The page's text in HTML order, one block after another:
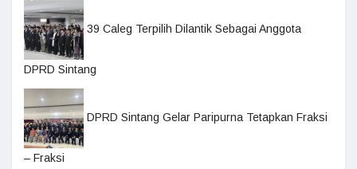
39 Caleg Terpilih Dilantik Sebagai Anggota
DPRD Sintang
DPRD Sintang Gelar Paripurna Tetapkan Fraksi
– Fraksi